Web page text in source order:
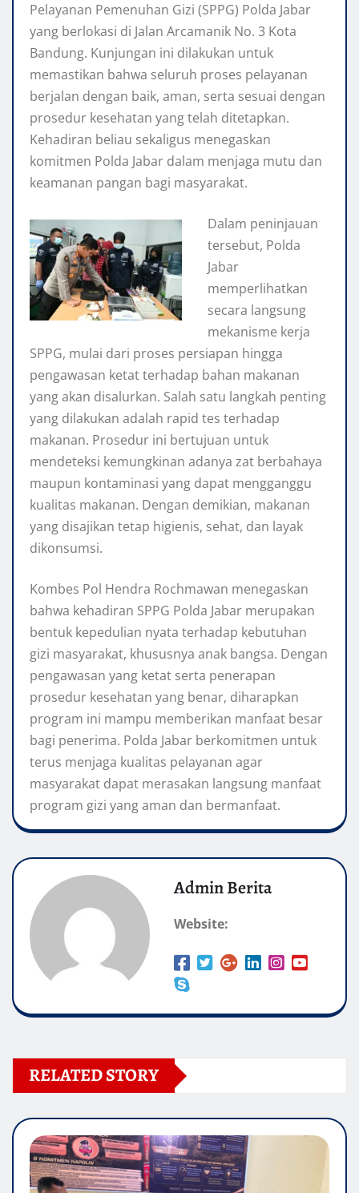
Pelayanan Pemenuhan Gizi (SPPG) Polda Jabar
yang berlokasi di Jalan Arcamanik No. 3 Kota
Bandung. Kunjungan ini dilakukan untuk
memastikan bahwa seluruh proses pelayanan
berjalan dengan baik, aman, serta sesuai dengan
prosedur kesehatan yang telah ditetapkan.
Kehadiran beliau sekaligus menegaskan
komitmen Polda Jabar dalam menjaga mutu dan
keamanan pangan bagi masyarakat.
Dalam peninjauan
tersebut, Polda
Jabar
memperlihatkan
secara langsung
mekanisme kerja
SPPG, mulai dari proses persiapan hingga
pengawasan ketat terhadap bahan makanan
yang akan disalurkan. Salah satu langkah penting
yang dilakukan adalah rapid tes terhadap
makanan. Prosedur ini bertujuan untuk
mendeteksi kemungkinan adanya zat berbahaya
maupun kontaminasi yang dapat mengganggu
kualitas makanan. Dengan demikian, makanan
yang disajikan tetap higienis, sehat, dan layak
dikonsumsi.
Kombes Pol Hendra Rochmawan menegaskan
bahwa kehadiran SPPG Polda Jabar merupakan
bentuk kepedulian nyata terhadap kebutuhan
gizi masyarakat, khususnya anak bangsa. Dengan
pengawasan yang ketat serta penerapan
prosedur kesehatan yang benar, diharapkan
program ini mampu memberikan manfaat besar
bagi penerima. Polda Jabar berkomitmen untuk
terus menjaga kualitas pelayanan agar
masyarakat dapat merasakan langsung manfaat
program gizi yang aman dan bermanfaat.
Admin Berita
Website:
RELATED STORY